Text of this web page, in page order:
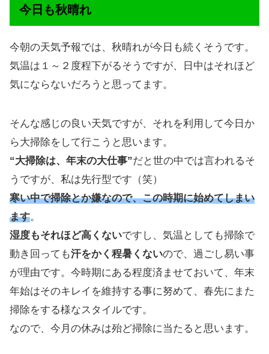
今日も秋晴れ
今朝の天気予報では、秋晴れが今日も続くそうです。
気温は１～２度程下がるそうですが、日中はそれほど
気にならないだろうと思ってます。
そんな感じの良い天気ですが、それを利用して今日か
ら大掃除をして行こうと思います。
“大掃除は、年末の大仕事”だと世の中では言われるそ
うですが、私は先行型です（笑）
寒い中で掃除とか嫌なので、この時期に始めてしまい
ます。
湿度もそれほど高くないですし、気温としても掃除で
動き回っても汗をかく程暑くないので、過ごし易い事
が理由です。今時期にある程度済ませておいて、年末
年始はそのキレイを維持する事に努めて、春先にまた
掃除をする様なスタイルです。
なので、今月の休みは殆ど掃除に当たると思います。